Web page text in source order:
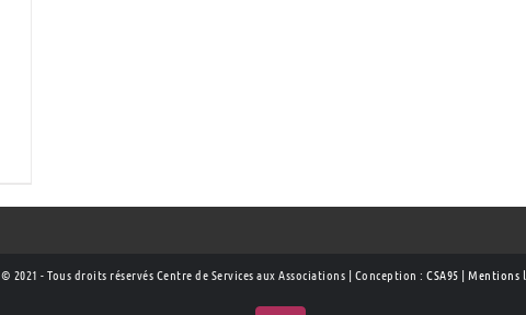
© 2021 - Tous droits réservés Centre de Services aux Associations | Conception :CSA95 |Mentions